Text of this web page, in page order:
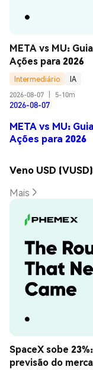
META vs MU:
Ações para 2026
Intermediário
IA
2026-08-07
5-10m
2026-08-07
META vs MU:
Ações para 2026
Veno USD
Mais
SpaceX sobe
previsão do